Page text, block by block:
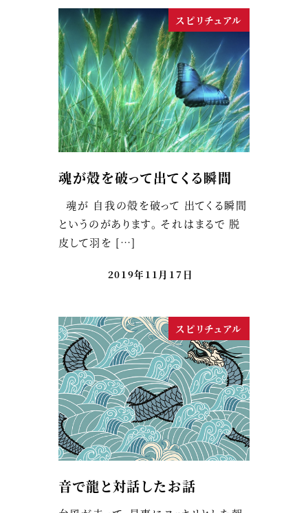
スピリチュアル
魂が殻を破って出てくる瞬間
魂が 自我の殻を破って 出てくる瞬間
というのがあります。 それはまるで 脱
皮して羽を […]
2019年11月17日
スピリチュアル
音で龍と対話したお話